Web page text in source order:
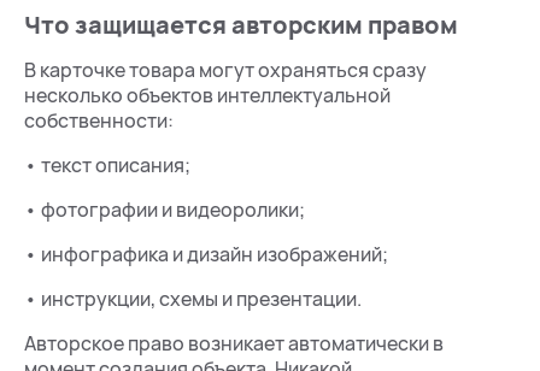
Что защищается авторским правом
В карточке товара могут охраняться сразу
несколько объектов интеллектуальной
собственности:
• текст описания;
• фотографии и видеоролики;
• инфографика и дизайн изображений;
• инструкции, схемы и презентации.
Авторское право возникает автоматически в